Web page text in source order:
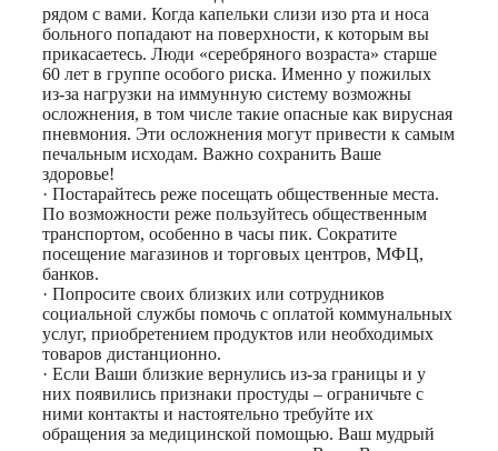
рядом с вами. Когда капельки слизи изо рта и носа
больного попадают на поверхности, к которым вы
прикасаетесь. Люди «серебряного возраста» старше
60 лет в группе особого риска. Именно у пожилых
из-за нагрузки на иммунную систему возможны
осложнения, в том числе такие опасные как вирусная
пневмония. Эти осложнения могут привести к самым
печальным исходам. Важно сохранить Ваше
здоровье!
· Постарайтесь реже посещать общественные места.
По возможности реже пользуйтесь общественным
транспортом, особенно в часы пик. Сократите
посещение магазинов и торговых центров, МФЦ,
банков.
· Попросите своих близких или сотрудников
социальной службы помочь с оплатой коммунальных
услуг, приобретением продуктов или необходимых
товаров дистанционно.
· Если Ваши близкие вернулись из-за границы и у
них появились признаки простуды – ограничьте с
ними контакты и настоятельно требуйте их
обращения за медицинской помощью. Ваш мудрый